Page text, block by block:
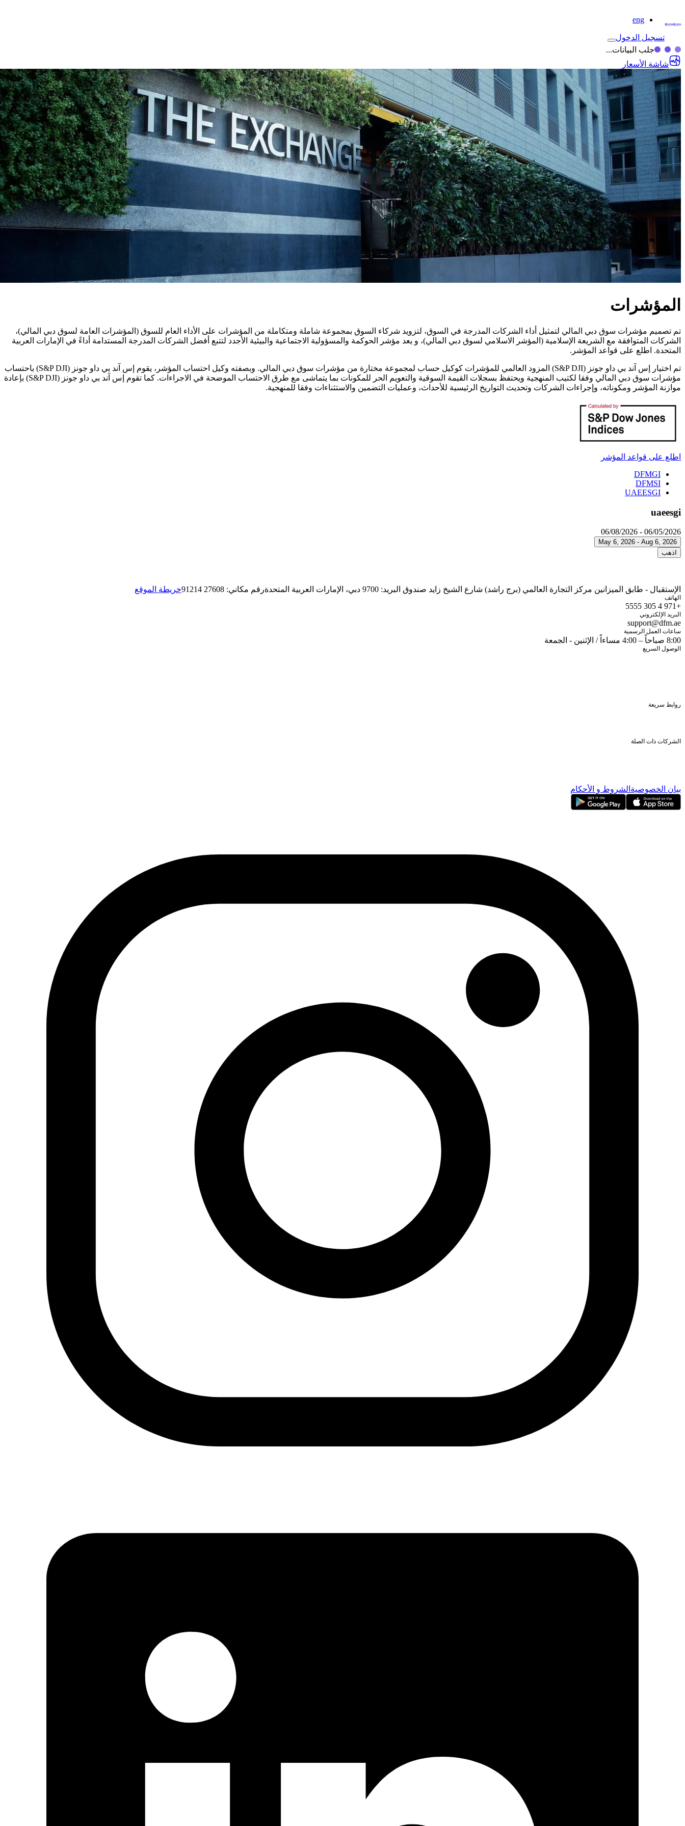
eng
تسجيل الدخول
جلب البيانات...
شاشة الأسعار
المؤشرات
تم تصميم مؤشرات سوق دبي المالي لتمثيل أداء الشركات المدرجة في السوق، لتزويد شركاء السوق بمجموعة شاملة ومتكاملة من المؤشرات على الأداء العام للسوق (المؤشرات العامة لسوق دبي المالي)،
الشركات المتوافقة مع الشريعة الإسلامية (المؤشر الاسلامي لسوق دبي المالي)، و يعد مؤشر الحوكمة والمسؤولية الاجتماعية والبيئية الأجدد لتتبع أفضل الشركات المدرجة المستدامة أداءً في الإمارات العربية
المتحدة. اطلع على قواعد المؤشر.
تم اختيار إس آند بي داو جونز (S&P DJI) المزود العالمي للمؤشرات كوكيل حساب لمجموعة مختارة من مؤشرات سوق دبي المالي. وبصفته وكيل احتساب المؤشر، يقوم إس آند بي داو جونز (S&P DJI) باحتساب
مؤشرات سوق دبي المالي وفقا لكتيب المنهجية ويحتفظ بسجلات القيمة السوقية والتعويم الحر للمكونات بما يتماشى مع طرق الاحتساب الموضحة في الاجراءات. كما تقوم إس آند بي داو جونز (S&P DJI) بإعادة
موازنة المؤشر ومكوناته، وإجراءات الشركات وتحديث التواريخ الرئيسية للأحداث، وعمليات التضمين والاستثناءات وفقا للمنهجية.
اطلع على قواعد المؤشر
DFMGI
DFMSI
UAEESGI
uaeesgi
06/05/2026 - 06/08/2026
May 6, 2026 - Aug 6, 2026
اذهب
الإستقبال - طابق الميزانين مركز التجارة العالمي (برج راشد) شارع الشيخ زايد صندوق البريد: 9700 دبي، الإمارات العربية المتحدة رقم مكاني: 27608 91214 خريطة الموقع
الهاتف
+971 4 305 5555
البريد الإلكتروني
support@dfm.ae
ساعات العمل الرسمية
8:00 صباحاً – 4:00 مساءاً / الإثنين - الجمعة
الوصول السريع
روابط سريعة
الشركات ذات الصلة
بيان الخصوصية الشروط و الأحكام